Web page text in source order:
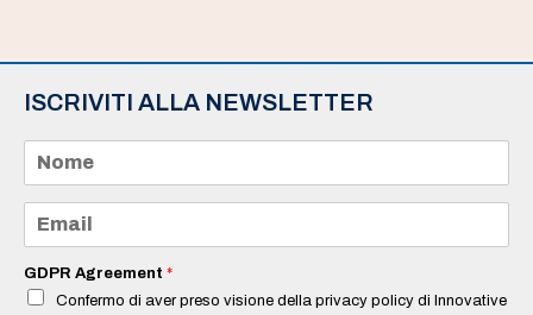
ISCRIVITI ALLA NEWSLETTER
m
e
a
i
*
GDPR Agreement *
Confermo di aver preso visione della privacy policy di Innovative